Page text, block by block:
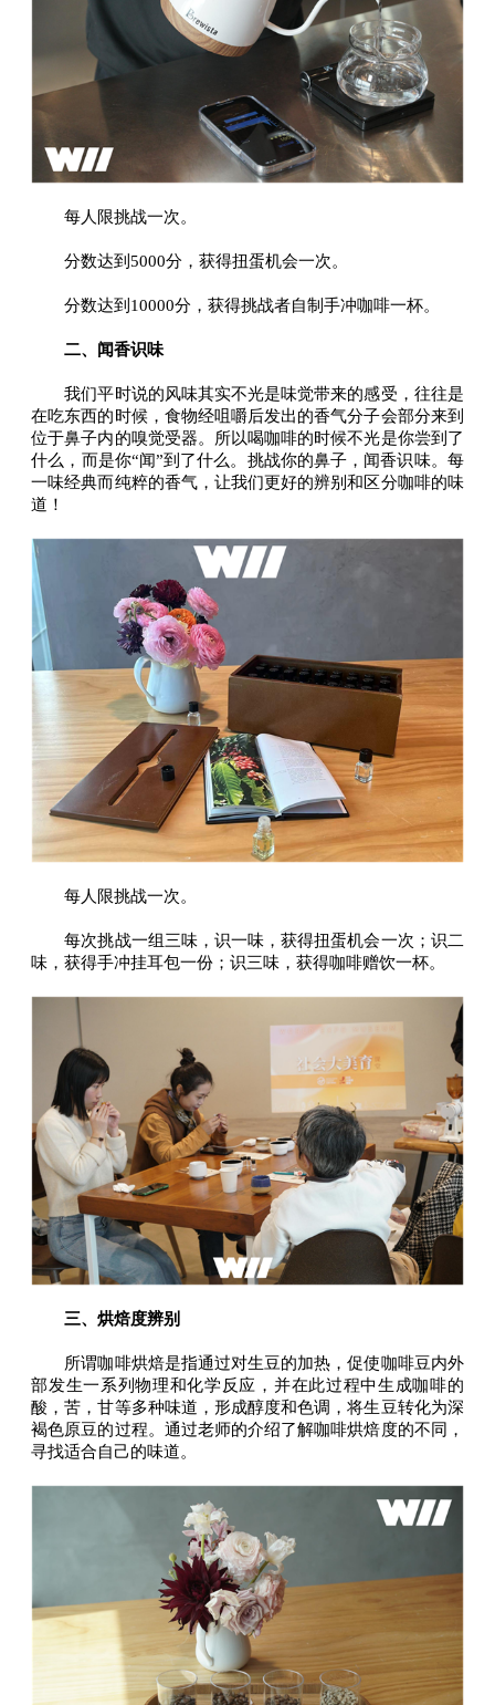
每人限挑战一次。
分数达到5000分，获得扭蛋机会一次。
分数达到10000分，获得挑战者自制手冲咖啡一杯。
二、闻香识味
我们平时说的风味其实不光是味觉带来的感受，往往是
在吃东西的时候，食物经咀嚼后发出的香气分子会部分来到
位于鼻子内的嗅觉受器。所以喝咖啡的时候不光是你尝到了
什么，而是你“闻”到了什么。挑战你的鼻子，闻香识味。每
一味经典而纯粹的香气，让我们更好的辨别和区分咖啡的味
道！
每人限挑战一次。
每次挑战一组三味，识一味，获得扭蛋机会一次；识二
味，获得手冲挂耳包一份；识三味，获得咖啡赠饮一杯。
三、烘焙度辨别
所谓咖啡烘焙是指通过对生豆的加热，促使咖啡豆内外
部发生一系列物理和化学反应，并在此过程中生成咖啡的
酸，苦，甘等多种味道，形成醇度和色调，将生豆转化为深
褐色原豆的过程。通过老师的介绍了解咖啡烘焙度的不同，
寻找适合自己的味道。